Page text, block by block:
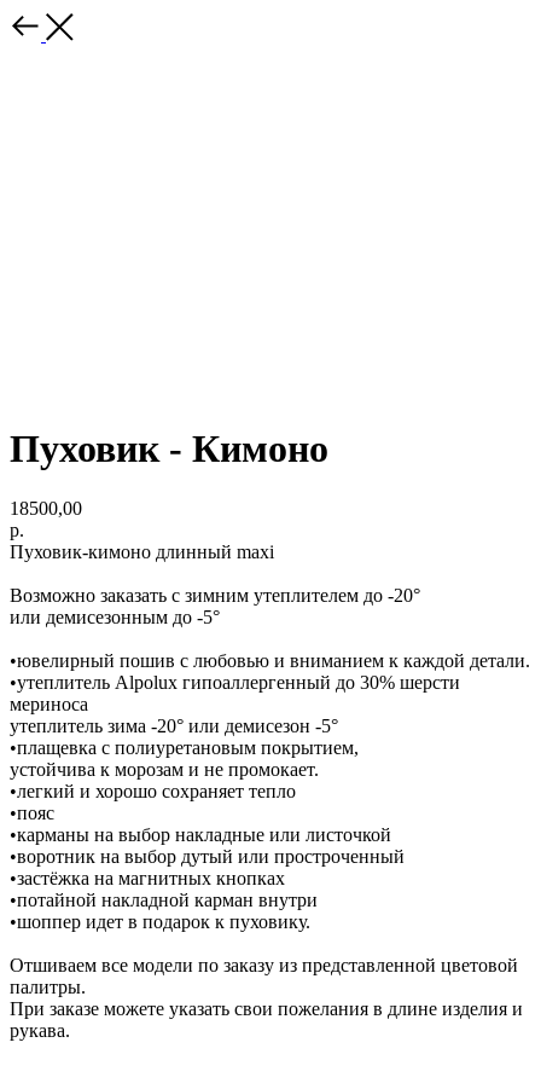
Пуховик - Кимоно
18500,00
р.
Пуховик-кимоно длинный maxi
Возможно заказать с зимним утеплителем до -20°
или демисезонным до -5°
•ювелирный пошив с любовью и вниманием к каждой детали.
•утеплитель Alpolux гипоаллергенный до 30% шерсти
мериноса
утеплитель зима -20° или демисезон -5°
•плащевка с полиуретановым покрытием,
устойчива к морозам и не промокает.
•легкий и хорошо сохраняет тепло
•пояс
•карманы на выбор накладные или листочкой
•воротник на выбор дутый или простроченный
•застёжка на магнитных кнопках
•потайной накладной карман внутри
•шоппер идет в подарок к пуховику.
Отшиваем все модели по заказу из представленной цветовой
палитры.
При заказе можете указать свои пожелания в длине изделия и
рукава.